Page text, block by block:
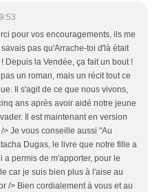
pour vos encouragements, ils me
pas qu'Arrache-toi d'là était
Depuis la Vendée, ça fait un bout !
un roman, mais un récit tout ce
Il s'agit de ce que nous vivons,
ans après avoir aidé notre jeune
Il est maintenant en version
> Je vous conseille aussi "Au
Dugas, le livre que notre fille a
a permis de m'apporter, pour le
car je suis bien plus à l'aise au
/> Bien cordialement à vous et au